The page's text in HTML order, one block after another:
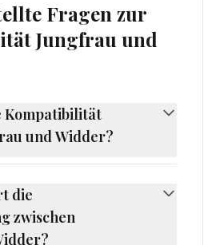
Fragen zur
Jungfrau und
Kompatibilität
und Widder?
zwischen Jungfrau und
was als
gilt. Jungfrau
unterschiedliche Naturen,
die
zwischen